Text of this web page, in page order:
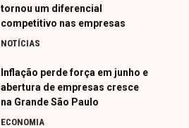
tornou um diferencial
competitivo nas empresas
NOTÍCIAS
Inflação perde força em junho e
abertura de empresas cresce
na Grande São Paulo
ECONOMIA